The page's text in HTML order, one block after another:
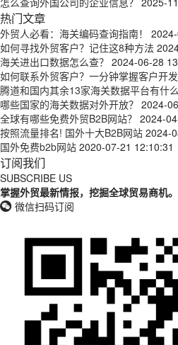
热门文章
外贸人必看：海关编码查询指南！
如何寻找外贸客户？记住这8种方法
海关进出口数据怎么查？ 2024-06-28
如何联系外贸客户？一分钟掌握客户开
腾道和国内其余13家海关数据平台有什
哪些国家的海关数据对外开放？ 2024-
全球有哪些免费外贸B2B网站？ 2024-
按照流量排名! 国外十大B2B网站 2024-
国外免费b2b网站 2020-07-21 12:10:31
订阅我们
SUBSCRIBE US
掌握外贸最新情报，挖掘全球贸易商机。
微信扫码订阅